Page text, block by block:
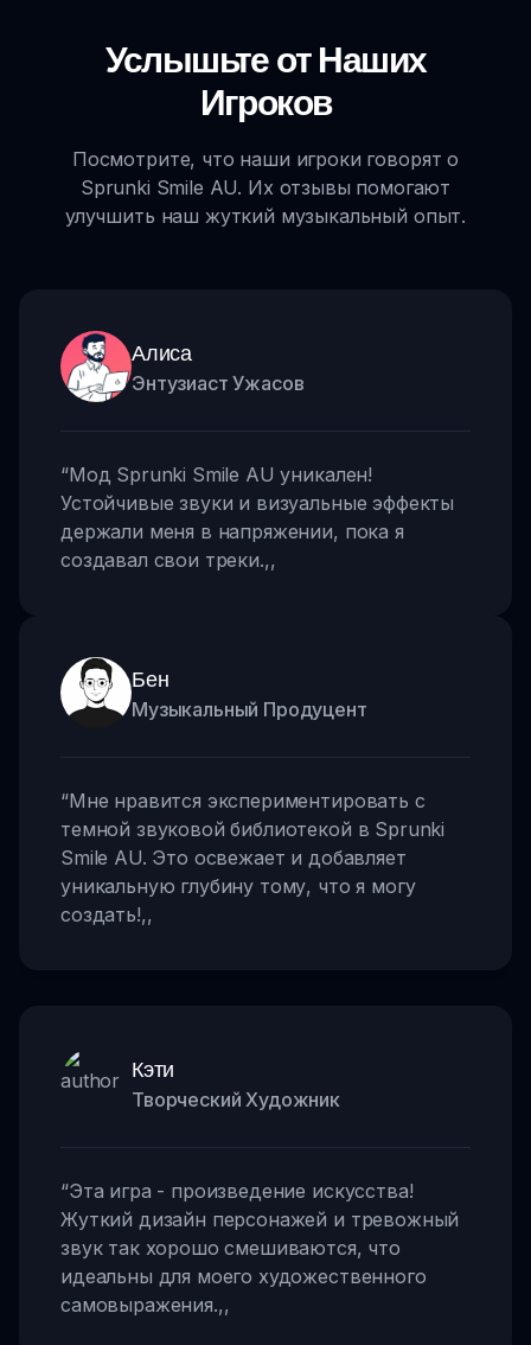
Услышьте от Наших
Игроков
Посмотрите, что наши игроки говорят о
Sprunki Smile AU. Их отзывы помогают
улучшить наш жуткий музыкальный опыт.
Алиса
Энтузиаст Ужасов
“Мод Sprunki Smile AU уникален!
Устойчивые звуки и визуальные эффекты
держали меня в напряжении, пока я
создавал свои треки.,,
Бен
Музыкальный Продуцент
“Мне нравится экспериментировать с
темной звуковой библиотекой в Sprunki
Smile AU. Это освежает и добавляет
уникальную глубину тому, что я могу
создать!,,
Кэти
Творческий Художник
“Эта игра - произведение искусства!
Жуткий дизайн персонажей и тревожный
звук так хорошо смешиваются, что
идеальны для моего художественного
самовыражения.,,